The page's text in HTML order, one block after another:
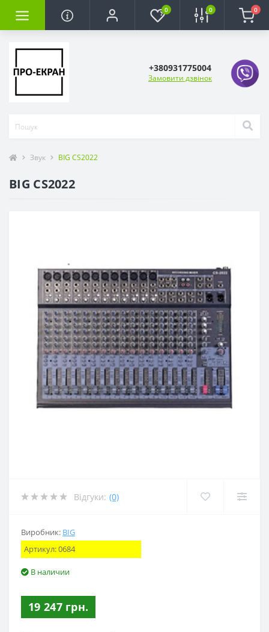
0 0 0
+380931775004
Замовити дзвінок
Звук BIG CS2022
BIG CS2022
Відгуки: (0)
Виробник: BIG
Артикул:0684
В наличии
19 247 грн.